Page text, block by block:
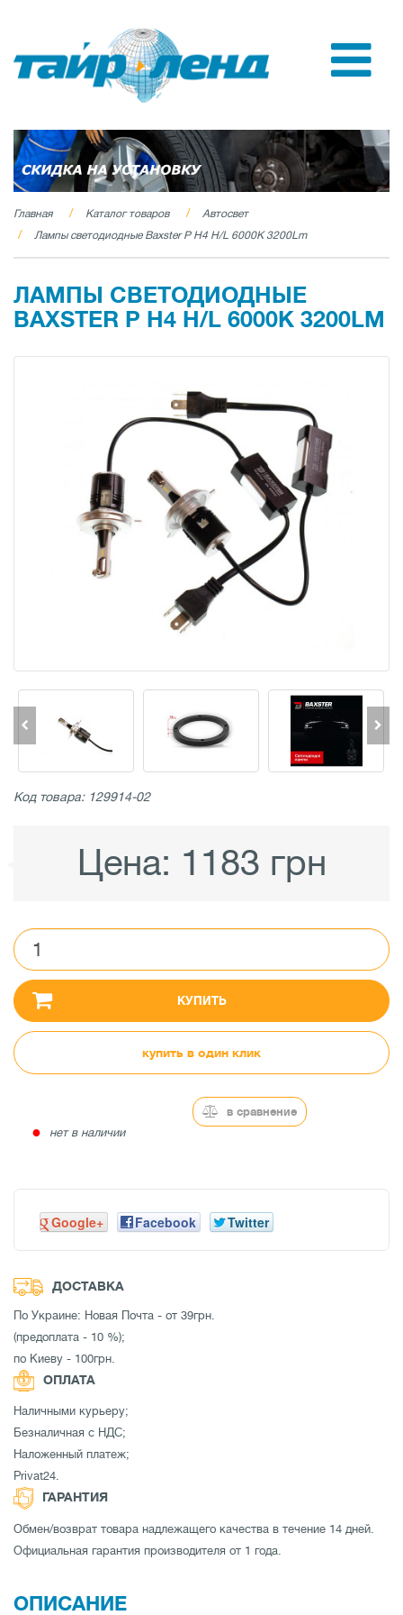
Главная Каталог товаров
Автосвет
Лампы светодиодные Baxster P H4 H/L 6000K 3200Lm
ЛАМПЫ СВЕТОДИОДНЫЕ
BAXSTER P H4 H/L 6000K 3200LM
Код товара: 129914-02
Цена: 1183 грн
КУПИТЬ
купить в один клик
● нет в наличии
в сравнение
Google+ Facebook Twitter
ДОСТАВКА
По Украине: Новая Почта - от 39грн.
(предоплата - 10 %);
по Киеву - 100грн.
ОПЛАТА
Наличными курьеру;
Безналичная с НДС;
Наложенный платеж;
Privat24.
ГАРАНТИЯ
Обмен/возврат товара надлежащего качества в течение 14 дней.
Официальная гарантия производителя от 1 года.
ОПИСАНИЕ